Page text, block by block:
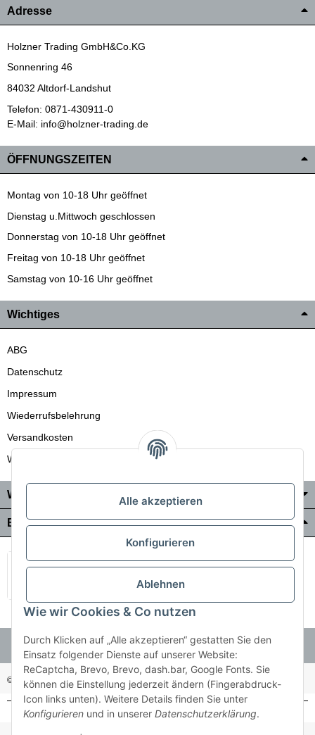
Adresse
Holzner Trading GmbH&Co.KG
Sonnenring 46
84032 Altdorf-Landshut
Telefon: 0871-430911-0
E-Mail: info@holzner-trading.de
ÖFFNUNGSZEITEN
Montag von 10-18 Uhr geöffnet
Dienstag u.Mittwoch geschlossen
Donnerstag von 10-18 Uhr geöffnet
Freitag von 10-18 Uhr geöffnet
Samstag von 10-16 Uhr geöffnet
Wichtiges
ABG
Datenschutz
Impressum
Wiederrufsbelehrung
Versandkosten
Wir liefern auch in die Schweiz
Wo Sie uns finden
Bezahlung & Versand
© Holzner-Trading GmbH&Co KG Besucherzähler: 3510286
Alle akzeptieren
Konfigurieren
Ablehnen
Wie wir Cookies & Co nutzen
Durch Klicken auf „Alle akzeptieren“ gestatten Sie den
Einsatz folgender Dienste auf unserer Website:
ReCaptcha, Brevo, Brevo, dash.bar, Google Fonts. Sie
können die Einstellung jederzeit ändern (Fingerabdruck-
Icon links unten). Weitere Details finden Sie unter
Konfigurieren und in unserer Datenschutzerklärung.